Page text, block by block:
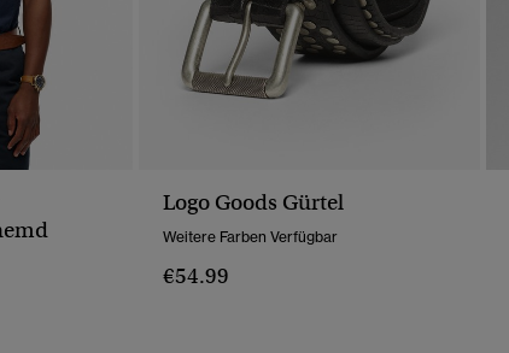
Logo Goods Gürtel
Weitere Farben Verfügbar
€54.99